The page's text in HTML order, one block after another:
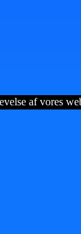
af vores